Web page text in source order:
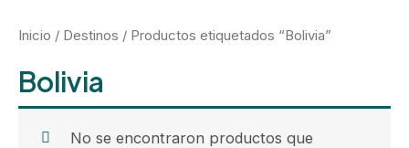
Inicio / Destinos / Productos etiquetados “Bolivia”
Bolivia
No se encontraron productos que